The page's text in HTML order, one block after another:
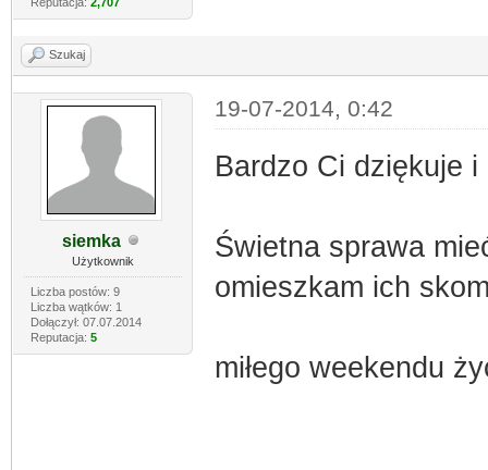
Szukaj
siemka
Użytkownik
Liczba postów: 9
Liczba wątków: 1
Dołączył: 07.07.2014
Reputacja: 5
19-07-2014, 0:42
Bardzo Ci dziękuje
Świetna sprawa
omieszkam ich
miłego weekendu